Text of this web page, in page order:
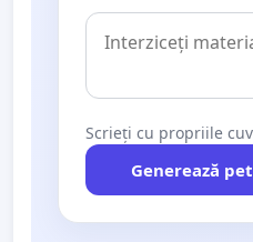
Scrieți cu propriile
Generează